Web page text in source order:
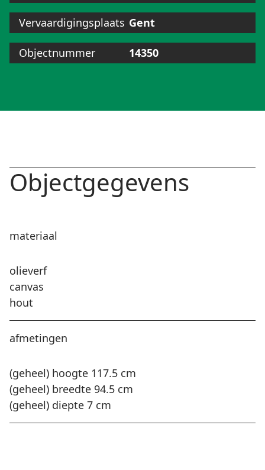
Vervaardigingsplaats Gent
Objectnummer 14350
Objectgegevens
materiaal
olieverf
canvas
hout
afmetingen
(geheel) hoogte 117.5 cm
(geheel) breedte 94.5 cm
(geheel) diepte 7 cm